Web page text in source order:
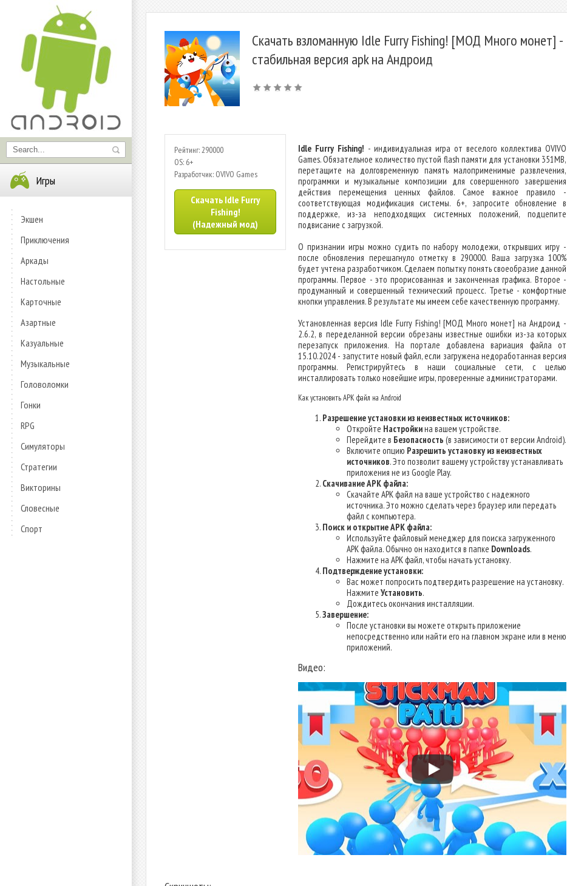
Игры
Экшен
Приключения
Аркады
Настольные
Карточные
Азартные
Казуальные
Музыкальные
Головоломки
Гонки
RPG
Симуляторы
Стратегии
Викторины
Словесные
Спорт
Скачать взломанную Idle Furry Fishing! [МОД Много монет] -
стабильная версия apk на Андроид
Рейтинг: 290000
OS: 6+
Разработчик: OVIVO Games
Скачать Idle Furry
Fishing!
(Надежный мод)
Idle Furry Fishing! - индивидуальная игра от веселого коллектива OVIVO
Games. Обязательное количество пустой flash памяти для установки 351MB,
перетащите на долговременную память малоприменимые развлечения,
программки и музыкальные композиции для совершенного завершения
действия перемещения ценных файлов. Самое важное правило -
соответствующая модификация системы. 6+, запросите обновление в
поддержке, из-за неподходящих системных положений, подцепите
подвисание с загрузкой.
О признании игры можно судить по набору молодежи, открывших игру -
после обновления перешагнуло отметку в 290000. Ваша загрузка 100%
будет учтена разработчиком. Сделаем попытку понять своеобразие данной
программы. Первое - это прорисованная и законченная графика. Второе -
продуманный и совершенный технический процесс. Третье - комфортные
кнопки управления. В результате мы имеем себе качественную программу.
Установленная версия Idle Furry Fishing! [МОД Много монет] на Андроид -
2.6.2, в переделанной версии обрезаны известные ошибки из-за которых
перезапуск приложения. На портале добавлена вариация файла от
15.10.2024 - запустите новый файл, если загружена недоработанная версия
программы. Регистрируйтесь в наши социальные сети, с целью
инсталлировать только новейшие игры, проверенные администраторами.
Как установить APK файл на Android
Разрешение установки из неизвестных источников:
Откройте Настройкина вашем устройстве.
Перейдите в Безопасность (в зависимости от версии Android).
Включите опцию Разрешить установку из неизвестных
источников. Это позволит вашему устройству устанавливать
приложения не из Google Play.
Скачивание APK файла:
Скачайте APK файл на ваше устройство с надежного
источника. Это можно сделать через браузер или передать
файл с компьютера.
Поиск и открытие APK файла:
Используйте файловый менеджер для поиска загруженного
APK файла. Обычно он находится в папке Downloads.
Нажмите на APK файл, чтобы начать установку.
Подтверждение установки:
Вас может попросить подтвердить разрешение на установку.
Нажмите Установить.
Дождитесь окончания инсталляции.
Завершение:
После установки вы можете открыть приложение
непосредственно или найти его на главном экране или в меню
приложений.
Видео: